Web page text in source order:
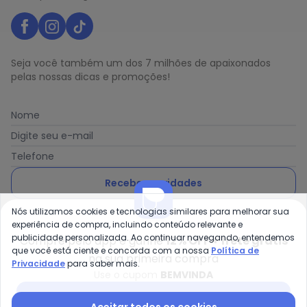
Seja você também um dos 7 milhões de apaixonados
pelas nossas dicas e promoções!
Nome
Digite seu e-mail
Telefone
Receber novidades
Ao enviar o cadastro, você concorda com a nossa Política
de Privacidade
Posthaus é uma marca da Posthaus Ltda / CNPJ:
Compre pelo app e ganhe12% OFF + frete grátis
na sua primeira compra
Nós utilizamos cookies e tecnologias similares para melhorar sua
experiência de compra, incluindo conteúdo relevante e
publicidade personalizada. Ao continuar navegando, entendemos
que você está ciente e concorda com a nossa Política de
Privacidadepara saber mais.